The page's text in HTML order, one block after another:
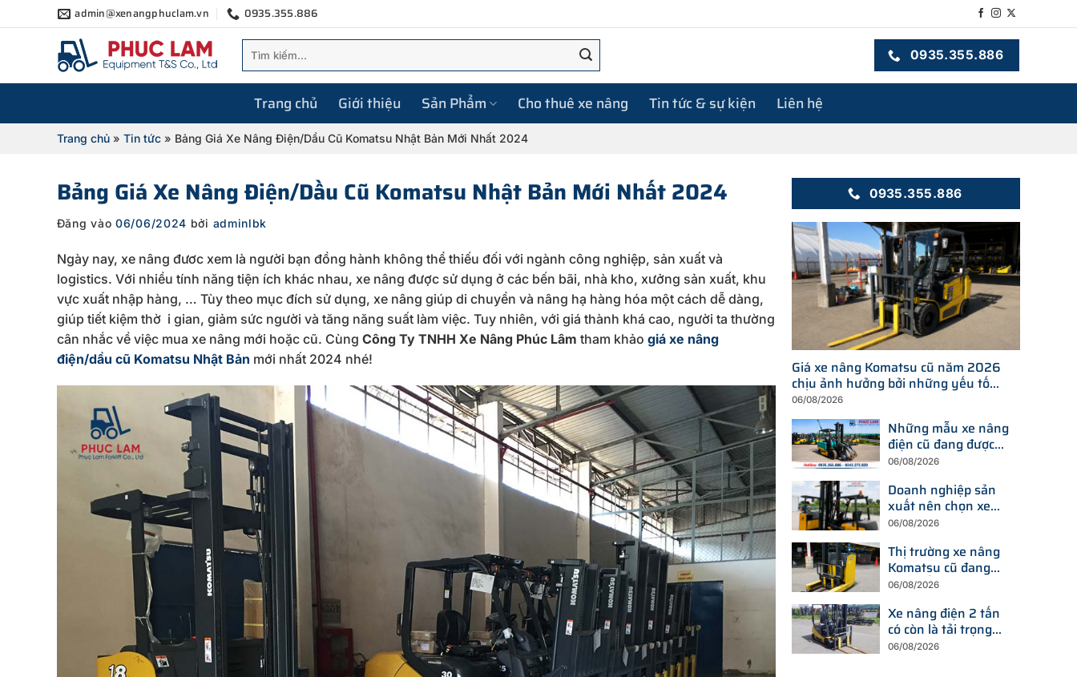
qua
admin@xenangphuclam.vn 0935.355.886
kiếm:
0935.355.886
Trang chủ Giới thiệu Sản Phẩm Cho thuê xe nâng Tin tức & sự kiện Liên hệ
Trang chủ» Tin tức» Bảng Giá Xe Nâng Điện/Dầu Cũ Komatsu Nhật Bản Mới Nhất 2024
Bảng Giá Xe Nâng Điện/Dầu Cũ Komatsu Nhật Bản Mới Nhất 2024
Đăng vào06/06/2024 bởi adminlbk
Ngày nay, xe nâng đươc xem là người bạn đồng hành không thể thiếu đối với ngành công nghiệp, sản xuất và
logistics. Với nhiều tính năng tiện ích khác nhau, xe nâng được sử dụng ở các bến bãi, nhà kho, xưởng sản xuất, khu
vực xuất nhập hàng, … Tùy theo mục đích sử dụng, xe nâng giúp di chuyển và nâng hạ hàng hóa một cách dễ dàng,
giúp tiết kiệm thờ i gian, giảm sức người và tăng năng suất làm việc. Tuy nhiên, với giá thành khá cao, người ta thường
cân nhắc về việc mua xe nâng mới hoặc cũ. Cùng Công Ty TNHH Xe Nâng Phúc Lâm tham khảo giá xe nâng
điện/dầu cũ Komatsu Nhật Bản mới nhất 2024 nhé!
0935.355.886
Giá xe nâng Komatsu cũ năm 2026
chịu ảnh hưởng bởi những yếu tố
nào?
06/08/2026
Những mẫu xe nâng
điện cũ đang được
tìm kiếm nhiều nhất
nay
06/08/2026
Doanh nghiệp sản
xuất nên chọn xe
nâng điện hay xe
chi phí?
06/08/2026
Thị trường xe nâng
Komatsu cũ đang
thay đổi ra sao trước
thiết bị mới?
06/08/2026
Xe nâng điện 2 tấn
có còn là tải trọng
được doanh nghiệp
06/08/2026